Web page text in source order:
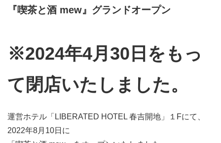
『喫茶と酒 mew』グランドオープン
※2024年4月30日をもっ
て閉店いたしました。
運営ホテル「LIBERATED HOTEL 春吉開地」１Fにて、
2022年8月10日に